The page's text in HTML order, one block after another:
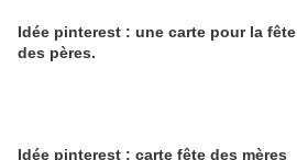
Idée pinterest : une carte pour la fête
des pères.
Idée pinterest : carte fête des mères